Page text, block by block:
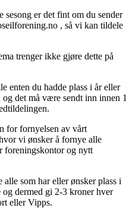
sesong er det fint om du sender
, så vi kan tildele
trenger ikke gjøre dette på
enten du hadde plass i år eller
det må være sendt inn innen
for fornyelsen av vårt
vi ønsker å fornye alle
foreningskontor og nytt
som har eller ønsker plass i
og dermed gi 2-3 kroner hver
eller Vipps.